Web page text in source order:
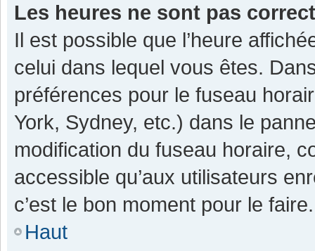
Les heures ne sont pas
Il est possible que l’heure
celui dans lequel vous êtes.
préférences pour le fuseau
York, Sydney, etc.) dans le
modification du fuseau horaire,
accessible qu’aux utilisateurs
c’est le bon moment pour le faire.
Haut